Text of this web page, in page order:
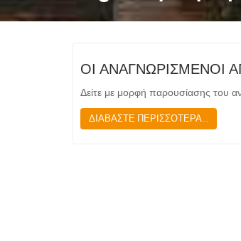
ΟΙ ΑΝΑΓΝΩΡΙΣΜΕΝΟΙ
Δείτε με μορφή παρουσίασης του
ΔΙΑΒΑΣΤΕ ΠΕΡΙΣΣΟΤΕΡΑ...